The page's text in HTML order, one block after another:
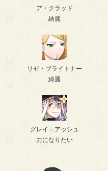
ア・クラッド
綺麗
リゼ・ブライトナー
綺麗
グレイ＝アッシュ
力になりたい